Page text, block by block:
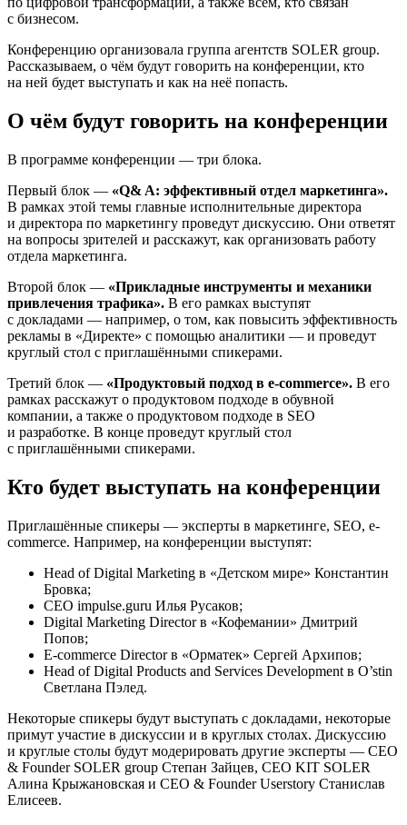
с бизнесом.
Конференцию организовала группа агентств SOLER group.
Рассказываем, о чём будут говорить на конференции, кто
на ней будет выступать и как на неё попасть.
О чём будут говорить на конференции
В программе конференции — три блока.
Первый блок — «Q& A: эффективный отдел маркетинга».
В рамках этой темы главные исполнительные директора
и директора по маркетингу проведут дискуссию. Они ответят
на вопросы зрителей и расскажут, как организовать работу
отдела маркетинга.
Второй блок — «Прикладные инструменты и механики
привлечения трафика». В его рамках выступят
с докладами — например, о том, как повысить эффективность
рекламы в «Директе» с помощью аналитики — и проведут
круглый стол с приглашёнными спикерами.
Третий блок — «Продуктовый подход в e-commerce». В его
рамках расскажут о продуктовом подходе в обувной
компании, а также о продуктовом подходе в SEO
и разработке. В конце проведут круглый стол
с приглашёнными спикерами.
Кто будет выступать на конференции
Приглашённые спикеры — эксперты в маркетинге, SEO, e-
commerce. Например, на конференции выступят:
Head of Digital Marketing в «Детском мире» Константин
Бровка;
CEO impulse.guru Илья Русаков;
Digital Marketing Director в «Кофемании» Дмитрий
Попов;
E-commerce Director в «Орматек» Сергей Архипов;
Head of Digital Products and Services Development в O’stin
Светлана Пэлед.
Некоторые спикеры будут выступать с докладами, некоторые
примут участие в дискуссии и в круглых столах. Дискуссию
и круглые столы будут модерировать другие эксперты — CEO
& Founder SOLER group Степан Зайцев, CEO KIT SOLER
Алина Крыжановская и CEO & Founder Userstory Станислав
Елисеев.